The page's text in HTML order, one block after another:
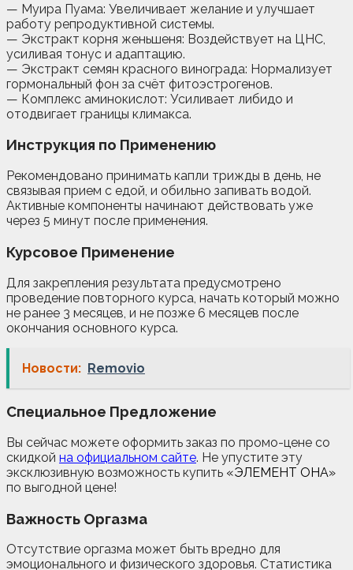
— Муира Пуама: Увеличивает желание и улучшает
работу репродуктивной системы.
— Экстракт корня женьшеня: Воздействует на ЦНС,
усиливая тонус и адаптацию.
— Экстракт семян красного винограда: Нормализует
гормональный фон за счёт фитоэстрогенов.
— Комплекс аминокислот: Усиливает либидо и
отодвигает границы климакса.
Инструкция по Применению
Рекомендовано принимать капли трижды в день, не
связывая прием с едой, и обильно запивать водой.
Активные компоненты начинают действовать уже
через 5 минут после применения.
Курсовое Применение
Для закрепления результата предусмотрено
проведение повторного курса, начать который можно
не ранее 3 месяцев, и не позже 6 месяцев после
окончания основного курса.
Новости: Removio
Специальное Предложение
Вы сейчас можете оформить заказ по промо-цене со
скидкой на официальном сайте. Не упустите эту
эксклюзивную возможность купить «ЭЛЕМЕНТ ОНА»
по выгодной цене!
Важность Оргазма
Отсутствие оргазма может быть вредно для
эмоционального и физического здоровья. Статистика